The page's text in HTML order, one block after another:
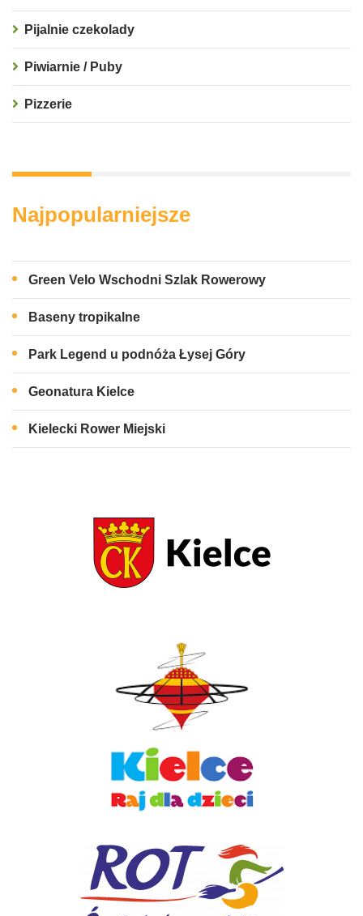
Pijalnie czekolady
Piwiarnie / Puby
Pizzerie
Najpopularniejsze
Green Velo Wschodni Szlak Rowerowy
Baseny tropikalne
Park Legend u podnóża Łysej Góry
Geonatura Kielce
Kielecki Rower Miejski